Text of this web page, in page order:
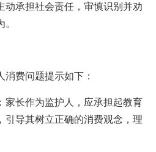
动承担社会责任，审慎识别并劝
费问题提示如下：
长作为监护人，应承担起教育
引导其树立正确的消费观念，理